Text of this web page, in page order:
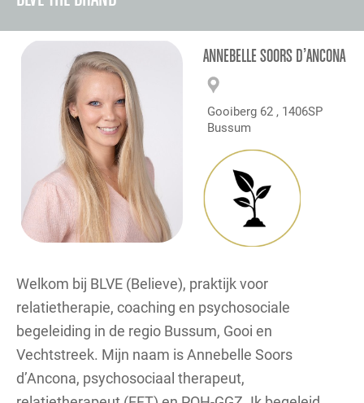
ANNEBELLE SOORS D’ANCONA
Gooiberg 62 , 1406SP
Bussum
Welkom bij BLVE (Believe), praktijk voor
relatietherapie, coaching en psychosociale
begeleiding in de regio Bussum, Gooi en
Vechtstreek. Mijn naam is Annebelle Soors
d’Ancona, psychosociaal therapeut,